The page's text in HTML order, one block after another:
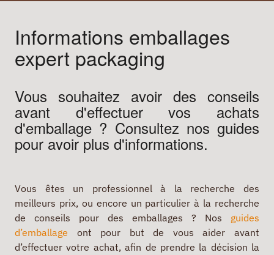
Informations emballages
expert packaging
Vous souhaitez avoir des conseils
avant d'effectuer vos achats
d'emballage ? Consultez nos guides
pour avoir plus d'informations.
Vous êtes un professionnel à la recherche des
meilleurs prix, ou encore un particulier à la recherche
de conseils pour des emballages ? Nos guides
d’emballage ont pour but de vous aider avant
d’effectuer votre achat, afin de prendre la décision la